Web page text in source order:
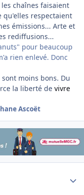
chaînes faisaient
respectaient
émissions... Arte et
rediffusions...
pour beaucoup
rien enlevé. Donc
sont moins bons. Du
la liberté de vivre
Ascoët